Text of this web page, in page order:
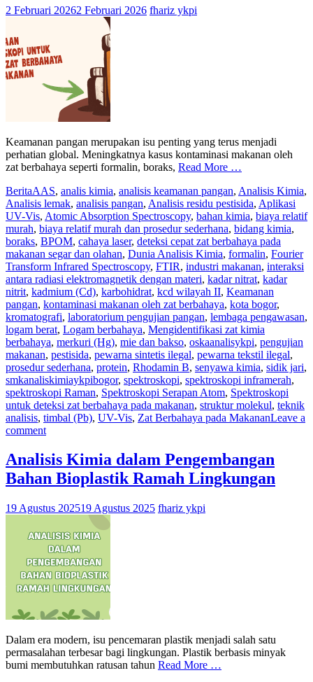
2 Februari 20262 Februari 2026 fhariz ykpi
Keamanan pangan merupakan isu penting yang terus menjadi
perhatian global. Meningkatnya kasus kontaminasi makanan oleh
zat berbahaya seperti formalin, boraks, Read More …
BeritaAAS, analis kimia, analisis keamanan pangan, Analisis Kimia,
Analisis lemak, analisis pangan, Analisis residu pestisida, Aplikasi
UV-Vis, Atomic Absorption Spectroscopy, bahan kimia, biaya relatif
murah, biaya relatif murah dan prosedur sederhana, bidang kimia,
boraks, BPOM, cahaya laser, deteksi cepat zat berbahaya pada
makanan segar dan olahan, Dunia Analisis Kimia, formalin, Fourier
Transform Infrared Spectroscopy, FTIR, industri makanan, interaksi
antara radiasi elektromagnetik dengan materi, kadar nitrat, kadar
nitrit, kadmium (Cd), karbohidrat, kcd wilayah II, Keamanan
pangan, kontaminasi makanan oleh zat berbahaya, kota bogor,
kromatografi, laboratorium pengujian pangan, lembaga pengawasan,
logam berat, Logam berbahaya, Mengidentifikasi zat kimia
berbahaya, merkuri (Hg), mie dan bakso, oskaanalisykpi, pengujian
makanan, pestisida, pewarna sintetis ilegal, pewarna tekstil ilegal,
prosedur sederhana, protein, Rhodamin B, senyawa kimia, sidik jari,
smkanaliskimiaykpibogor, spektroskopi, spektroskopi inframerah,
spektroskopi Raman, Spektroskopi Serapan Atom, Spektroskopi
untuk deteksi zat berbahaya pada makanan, struktur molekul, teknik
analisis, timbal (Pb), UV-Vis, Zat Berbahaya pada MakananLeave a
comment
Analisis Kimia dalam Pengembangan
Bahan Bioplastik Ramah Lingkungan
19 Agustus 202519 Agustus 2025 fhariz ykpi
Dalam era modern, isu pencemaran plastik menjadi salah satu
permasalahan terbesar bagi lingkungan. Plastik berbasis minyak
bumi membutuhkan ratusan tahun Read More …